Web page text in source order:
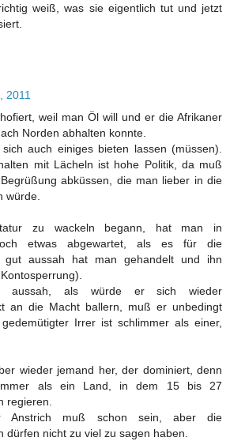
weiß, was sie eigentlich tut und jetzt
2011
weil man Öl will und er die Afrikaner
Norden abhalten konnte.
auch einiges bieten lassen (müssen).
mit Lächeln ist hohe Politik, da muß
abküssen, die man lieber in die
würde.
zu wackeln begann, hat man in
etwas abgewartet, als es für die
gut aussah hat man gehandelt und ihn
aussah, als würde er sich wieder
an die Macht ballern, muß er unbedingt
Irrer ist schlimmer als einer,
wieder jemand her, der dominiert, denn
als ein Land, in dem 15 bis 27
regieren.
Anstrich muß schon sein, aber die
dürfen nicht zu viel zu sagen haben.